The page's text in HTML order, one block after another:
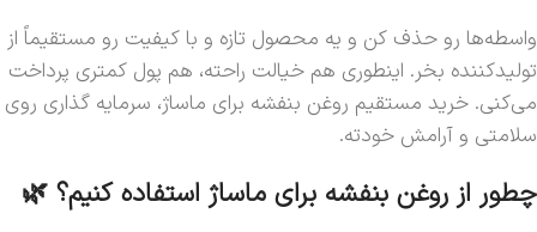
واسطه‌ها رو حذف کن و یه محصول تازه و با کیفیت رو مستقیماً از
تولیدکننده بخر. اینطوری هم خیالت راحته، هم پول کمتری پرداخت
می‌کنی. خرید مستقیم روغن بنفشه برای ماساژ، سرمایه گذاری روی
سلامتی و آرامش خودته.
چطور از روغن بنفشه برای ماساژ استفاده کنیم؟ 🌿